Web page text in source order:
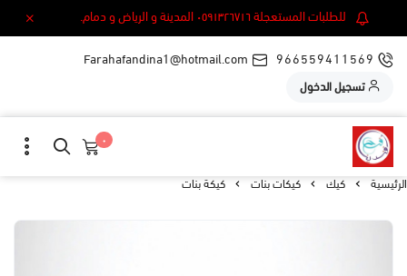
للطلبات المستعجلة ٠٥٩١٣٢٦٧١٦ المدينة و الرياض و دمام.
966559411569
Farahafandina1@hotmail.com
تسجيل الدخول
٠
الرئيسية كيك كيكات بنات كيكة بنات